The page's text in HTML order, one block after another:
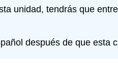
unidad, tendrás que
después de que